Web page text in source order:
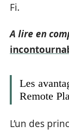
Fi.
A lire en
Les
Remote
L’un des